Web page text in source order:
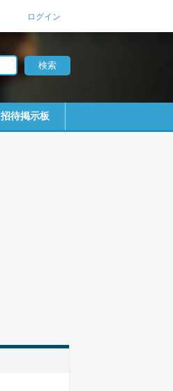
ログイン
招待掲示板